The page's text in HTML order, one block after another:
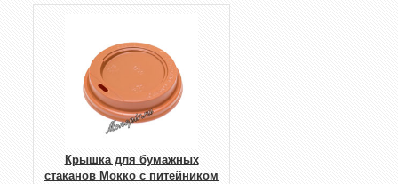
Крышка для бумажных
стаканов Мокко с питейником